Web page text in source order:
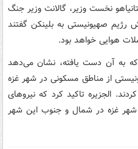
نخست وزیر، گالانت وزیر جنگ
صهیونیستی به بلینکن گفتند
هوایی خواهد بود.
که به آن دست یافته، نشان می‌دهد
از مناطق مسکونی در شهر غزه
الجزیره تاکید کرد که نیروهای
شهر غزه در شمال و جنوب این شهر